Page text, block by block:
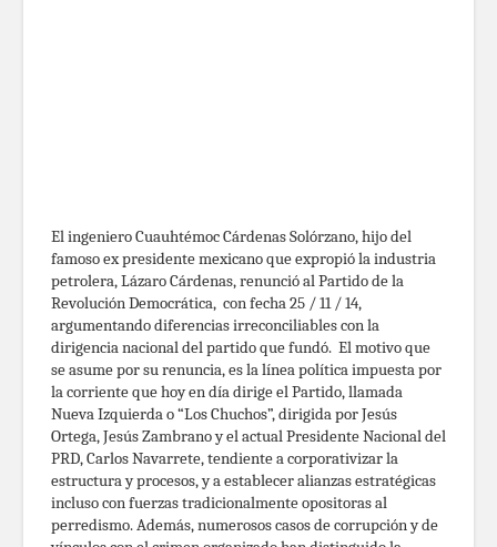
El ingeniero Cuauhtémoc Cárdenas Solórzano, hijo del
famoso ex presidente mexicano que expropió la industria
petrolera, Lázaro Cárdenas, renunció al Partido de la
Revolución Democrática, con fecha 25 / 11 / 14,
argumentando diferencias irreconciliables con la
dirigencia nacional del partido que fundó. El motivo que
se asume por su renuncia, es la línea política impuesta por
la corriente que hoy en día dirige el Partido, llamada
Nueva Izquierda o “Los Chuchos”, dirigida por Jesús
Ortega, Jesús Zambrano y el actual Presidente Nacional del
PRD, Carlos Navarrete, tendiente a corporativizar la
estructura y procesos, y a establecer alianzas estratégicas
incluso con fuerzas tradicionalmente opositoras al
perredismo. Además, numerosos casos de corrupción y de